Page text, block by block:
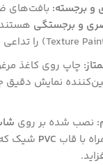
و برجسته: بافت‌های
و برجستگی
چاپ روی کاغذ
نمایش دقیق
نصب شده بر روی
با قاب PVC شیک که